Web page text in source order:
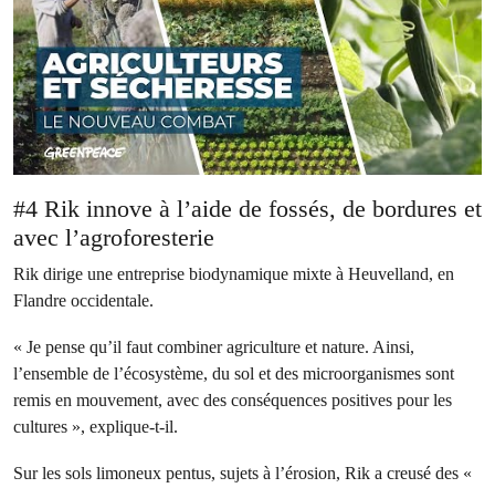
#4 Rik innove à l’aide de fossés, de bordures et
avec l’agroforesterie
Rik dirige une entreprise biodynamique mixte à Heuvelland, en
Flandre occidentale.
« Je pense qu’il faut combiner agriculture et nature. Ainsi,
l’ensemble de l’écosystème, du sol et des microorganismes sont
remis en mouvement, avec des conséquences positives pour les
cultures », explique-t-il.
Sur les sols limoneux pentus, sujets à l’érosion, Rik a creusé des «